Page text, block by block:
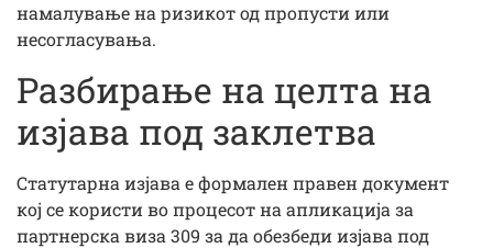
намалување на ризикот од пропусти или
несогласувања.
Разбирање на целта на
изјава под заклетва
Статутарна изјава е формален правен документ
кој се користи во процесот на апликација за
партнерска виза 309 за да обезбеди изјава под